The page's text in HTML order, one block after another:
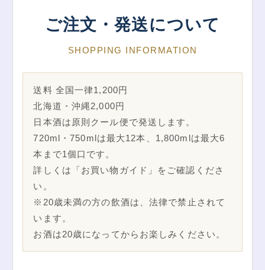
ご注文・発送について
SHOPPING INFORMATION
送料 全国一律1,200円
北海道・沖縄2,000円
日本酒は原則クール便で発送します。
720ml・750mlは最大12本、1,800mlは最大6
本まで1個口です。
詳しくは「お買い物ガイド」をご確認くださ
い。
※20歳未満の方の飲酒は、法律で禁止されて
います。
お酒は20歳になってからお楽しみください。